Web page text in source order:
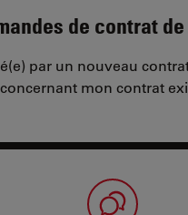
de contrat
par un nouveau
concernant mon contrat